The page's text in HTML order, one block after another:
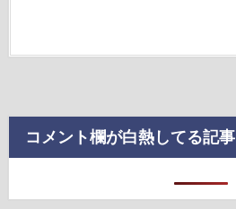
コメント欄が白熱してる記事